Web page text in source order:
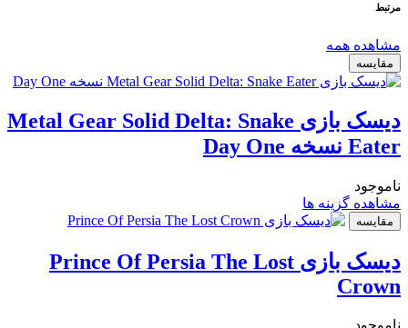
مرتبط
مشاهده همه
مقایسه
دیسک بازی Metal Gear Solid Delta: Snake
Eater نسخه Day One
ناموجود
مشاهده گزینه ها
مقایسه
دیسک بازی Prince Of Persia The Lost
Crown